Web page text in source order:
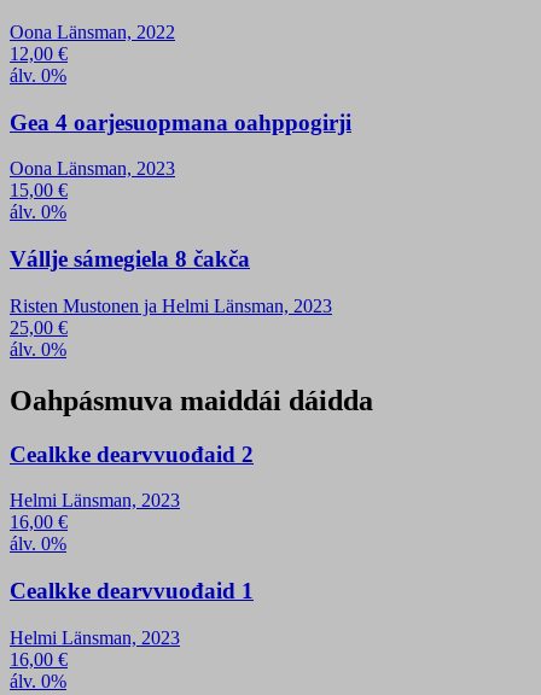
Oona Länsman, 2022
12,00 €
álv. 0%
Gea 4 oarjesuopmana oahppogirji
Oona Länsman, 2023
15,00 €
álv. 0%
Vállje sámegiela 8 čakča
Risten Mustonen ja Helmi Länsman, 2023
25,00 €
álv. 0%
Oahpásmuva maiddái dáidda
Cealkke dearvvuođaid 2
Helmi Länsman, 2023
16,00 €
álv. 0%
Cealkke dearvvuođaid 1
Helmi Länsman, 2023
16,00 €
álv. 0%